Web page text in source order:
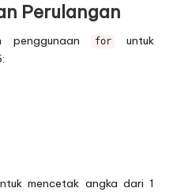
Perulangan
penggunaan for
untuk
mencetak angka dari 1